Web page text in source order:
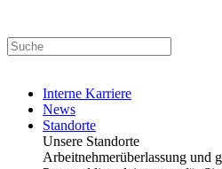
Interne Karriere
News
Standorte
Unsere Standorte
Arbeitnehmerüberlassung und